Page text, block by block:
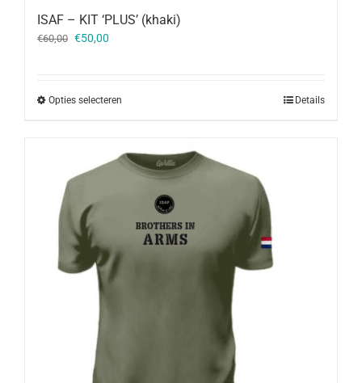
ISAF – KIT ‘PLUS’ (khaki)
€60,00 Oorspronkelijke
€50,00
Opties selecteren Details